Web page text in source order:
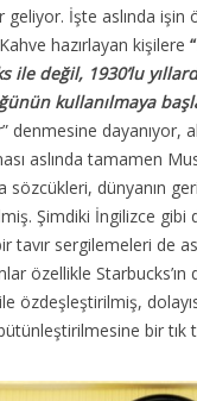
İşte aslında işin
hazırlayan kişilere
ile değil, 1930’lu
kullanılmaya
denmesine dayanıyor,
aslında tamamen
sözcükleri, dünyanın
Şimdiki İngilizce
tavır sergilemeleri de
özellikle
özdeşleştirilmiş,
bir tık